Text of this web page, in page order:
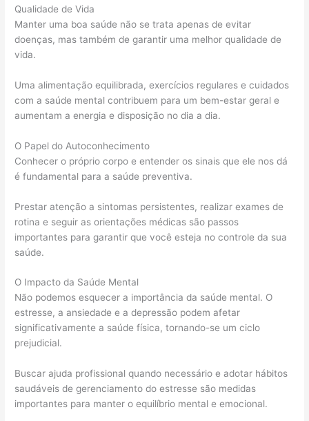
Qualidade de Vida
Manter uma boa saúde não se trata apenas de evitar
doenças, mas também de garantir uma melhor qualidade de
vida.
Uma alimentação equilibrada, exercícios regulares e cuidados
com a saúde mental contribuem para um bem-estar geral e
aumentam a energia e disposição no dia a dia.
O Papel do Autoconhecimento
Conhecer o próprio corpo e entender os sinais que ele nos dá
é fundamental para a saúde preventiva.
Prestar atenção a sintomas persistentes, realizar exames de
rotina e seguir as orientações médicas são passos
importantes para garantir que você esteja no controle da sua
saúde.
O Impacto da Saúde Mental
Não podemos esquecer a importância da saúde mental. O
estresse, a ansiedade e a depressão podem afetar
significativamente a saúde física, tornando-se um ciclo
prejudicial.
Buscar ajuda profissional quando necessário e adotar hábitos
saudáveis de gerenciamento do estresse são medidas
importantes para manter o equilíbrio mental e emocional.